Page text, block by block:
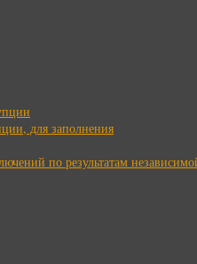
для заполнения
по результатам